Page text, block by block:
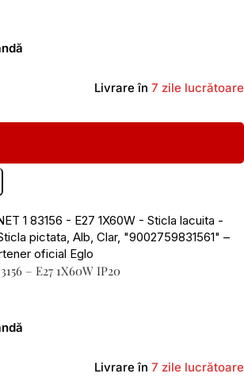
Livrare în 7 zile lucrătoare
– E27 1X60W IP20
Livrare în 7 zile lucrătoare